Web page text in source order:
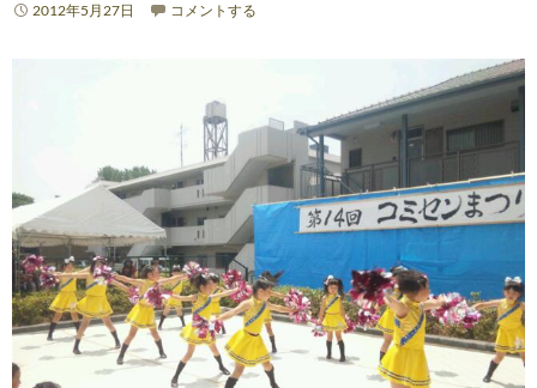
2012年5月27日 コメントする